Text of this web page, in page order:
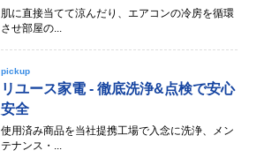
肌に直接当てて涼んだり、エアコンの冷房を循環
させ部屋の...
pickup
リユース家電 - 徹底洗浄&点検で安心
安全
使用済み商品を当社提携工場で入念に洗浄、メン
テナンス・...